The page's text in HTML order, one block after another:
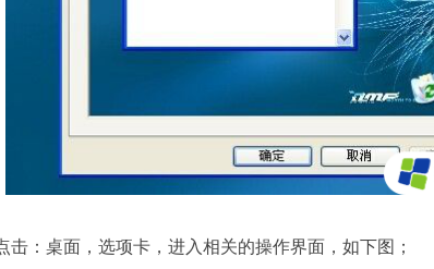
击：桌面，选项卡，进入相关的操作界面，如下图；